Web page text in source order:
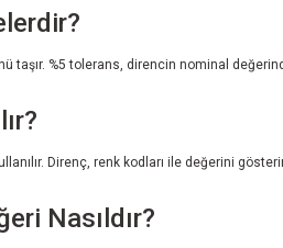
%5 tolerans, direncin nominal
Direnç, renk kodları ile değerini
Nasıldır?